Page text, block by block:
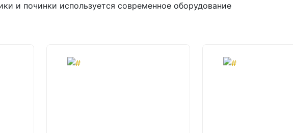
и починки используется современное оборудование